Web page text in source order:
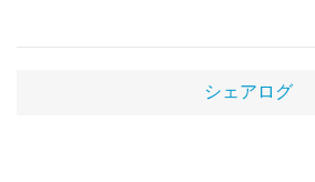
シェアログ